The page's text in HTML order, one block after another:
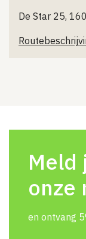
De Star 25,
Meld
onze
en ontvang